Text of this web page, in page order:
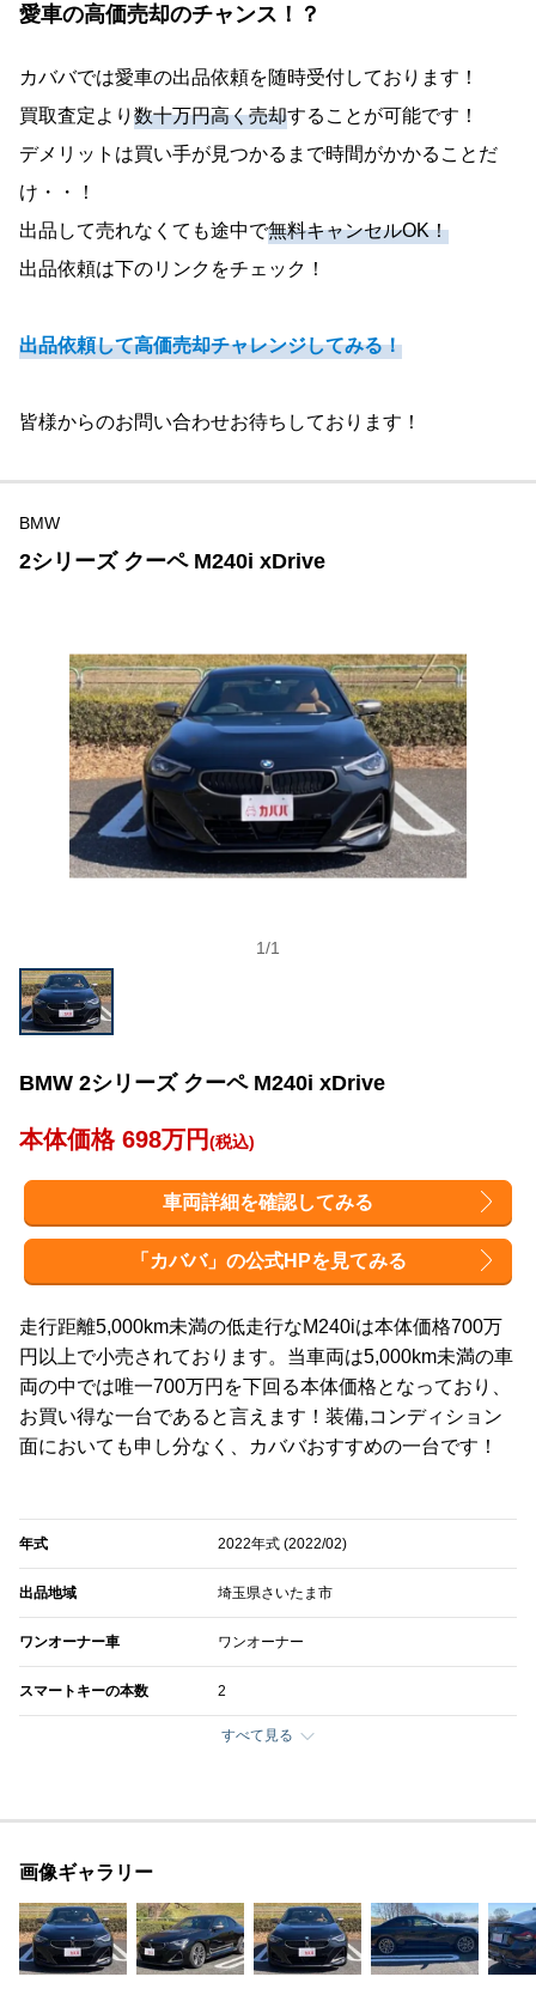
愛車の高価売却のチャンス！？
カババでは愛車の出品依頼を随時受付しております！
買取査定より 数十万円高く売却することが可能です！
デメリットは買い手が見つかるまで時間がかかることだ
け・・！
出品して売れなくても途中で無料キャンセルOK！
出品依頼は下のリンクをチェック！
出品依頼して高価売却チャレンジしてみる！
皆様からのお問い合わせお待ちしております！
BMW
2シリーズ クーペ M240i xDrive
1/1
BMW 2シリーズ クーペ M240i xDrive
本体価格 698万円(税込)
車両詳細を確認してみる
「カババ」の公式HPを見てみる
走行距離5,000km未満の低走行なM240iは本体価格700万
円以上で小売されております。当車両は5,000km未満の車
両の中では唯一700万円を下回る本体価格となっており、
お買い得な一台であると言えます！装備,コンディション
面においても申し分なく、カババおすすめの一台です！
年式 2022年式 (2022/02)
出品地域 埼玉県さいたま市
ワンオーナー車 ワンオーナー
スマートキーの本数 2
すべて見る
画像ギャラリー